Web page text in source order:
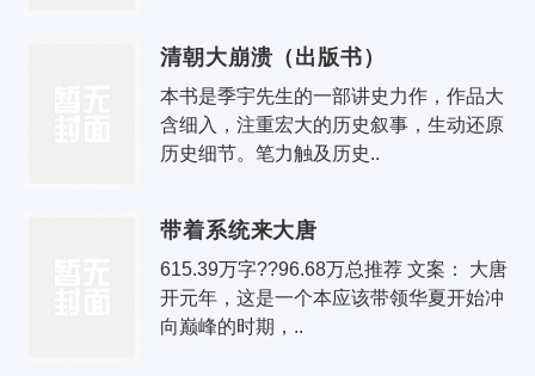
清朝大崩溃（出版书）
本书是季宇先生的一部讲史力作，作品大
含细入，注重宏大的历史叙事，生动还原
历史细节。笔力触及历史..
带着系统来大唐
615.39万字??96.68万总推荐 文案： 大唐
开元年，这是一个本应该带领华夏开始冲
向巅峰的时期，..